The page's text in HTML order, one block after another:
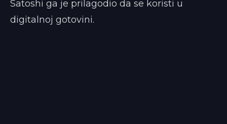
Satoshi ga je prilagodio da se koristi u
digitalnoj gotovini.